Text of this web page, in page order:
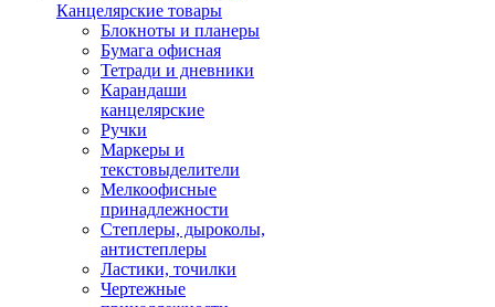
Канцелярские товары
Блокноты и планеры
Бумага офисная
Тетради и дневники
Карандаши
канцелярские
Ручки
Маркеры и
текстовыделители
Мелкоофисные
принадлежности
Степлеры, дыроколы,
антистеплеры
Ластики, точилки
Чертежные